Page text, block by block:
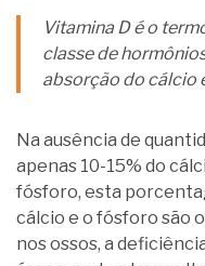
Vitamina D é o
classe de
absorção do cálcio
Na ausência de
apenas 10-15% do
fósforo, esta
cálcio e o fósforo são
nos ossos, a